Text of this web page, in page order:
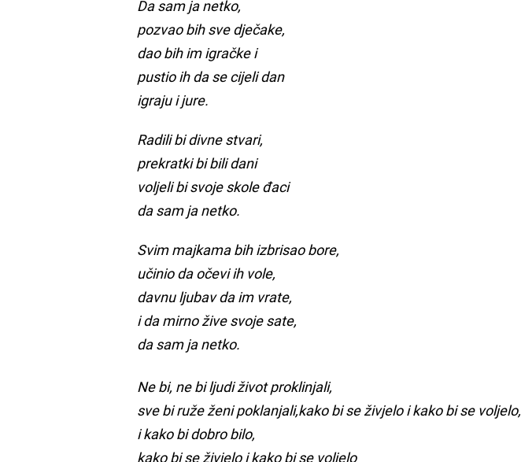
Da sam ja netko,
pozvao bih sve dječake,
dao bih im igračke i
pustio ih da se cijeli dan
igraju i jure.
Radili bi divne stvari,
prekratki bi bili dani
voljeli bi svoje skole đaci
da sam ja netko.
Svim majkama bih izbrisao bore,
učinio da očevi ih vole,
davnu ljubav da im vrate,
i da mirno žive svoje sate,
da sam ja netko.
Ne bi, ne bi ljudi život proklinjali,
sve bi ruže ženi poklanjali,kako bi se živjelo i kako bi se voljelo,
i kako bi dobro bilo,
kako bi se živjelo i kako bi se voljelo